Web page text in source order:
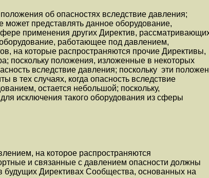
об опасностях вследствие давления;
может представлять данное оборудование,
применения других Директив,
оборудование, работающее под давлением,
на которые распространяются прочие Директивы,
поскольку положения, изложенные в некоторых
вследствие давления; поскольку эти
в тех случаях, когда опасность вследствие
остается небольшой; поскольку,
исключения такого оборудования из сферы
на которое распространяются
и связанные с давлением опасности должны
будущих Директивах Сообщества, основанных на